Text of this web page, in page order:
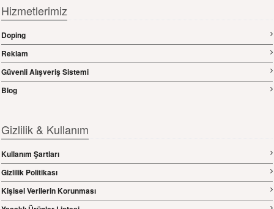
Hizmetlerimiz
Doping
Reklam
Güvenli Alışveriş Sistemi
Blog
Gizlilik & Kullanım
Kullanım Şartları
Gizlilik Politikası
Kişisel Verilerin Korunması